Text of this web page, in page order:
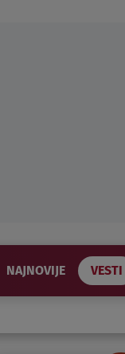
NAJNOVIJE VESTI